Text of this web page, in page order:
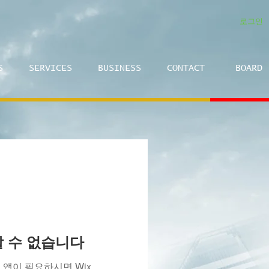
로그인
SERVICES BUSINESS CONTACT BOARD
수 없습니다
이 필요하시면 Wix